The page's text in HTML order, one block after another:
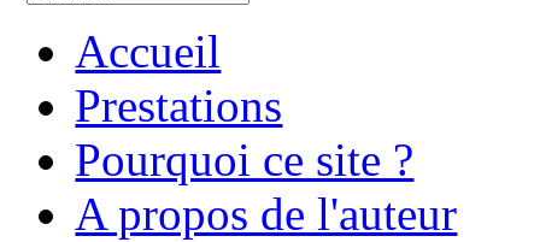
Accueil
Prestations
Pourquoi ce site ?
A propos de l'auteur